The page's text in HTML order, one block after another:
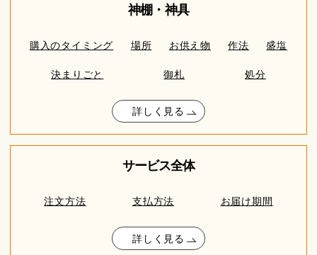
神棚・神具
購入のタイミング 場所 お供え物 作法 盛塩
決まりごと 御札 処分
詳しく見る
サービス全体
注文方法 支払方法 お届け期間
詳しく見る